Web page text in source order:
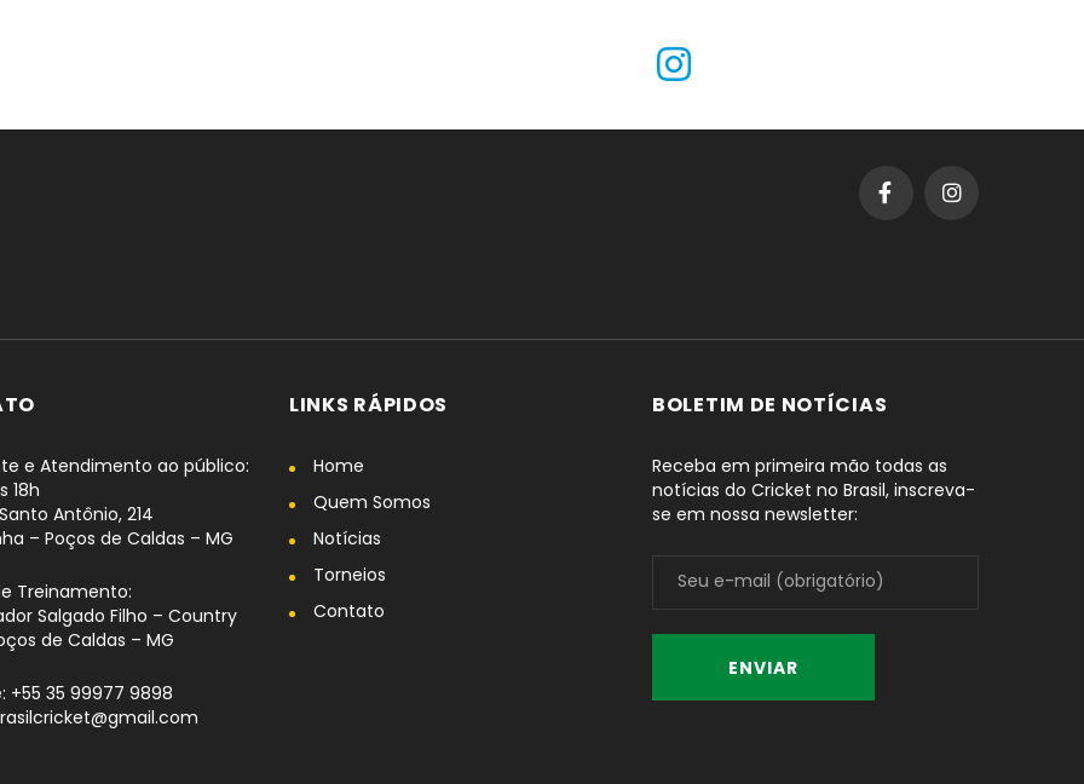
e Atendimento ao público:
18h
Antônio, 214
– Poços de Caldas – MG
Treinamento:
Salgado Filho – Country
de Caldas – MG
+55 35 99977 9898
LINKS RÁPIDOS
Home
Quem Somos
Notícias
Torneios
Contato
BOLETIM DE NOTÍCIAS
Receba em primeira mão todas as
notícias do Cricket no Brasil, inscreva-
se em nossa newsletter: